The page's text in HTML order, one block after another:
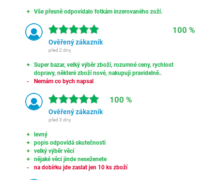
Vše přesně odpovídalo fotkám inzerovaného zoží.
100 %
Ověřený zákazník
před 2 dny
Super bazar, velký výběr zboží, rozumné ceny, rychlost
dopravy, některé zboží nové, nakupuji pravidelně..
Nemám co bych napsal
100 %
Ověřený zákazník
před 3 dny
levný
popis odpovídá skutečnosti
velký výběr věcí
nějaké věci jinde neseženete
na dobírku jde zaslat jen 10 ks zboží